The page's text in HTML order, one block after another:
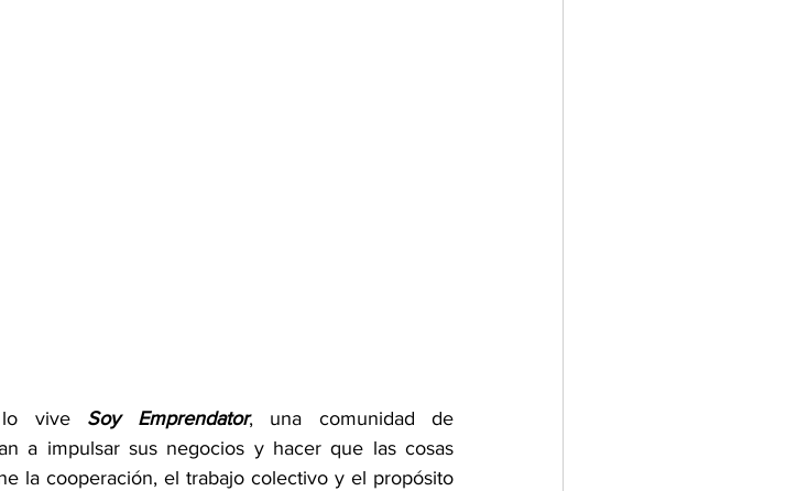
lo vive Soy Emprendator, una comunidad de
a impulsar sus negocios y hacer que las cosas
la cooperación, el trabajo colectivo y el propósito